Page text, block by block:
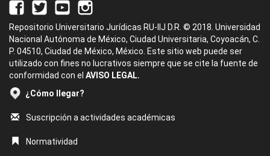
Repositorio Universitario Jurídicas RU-IIJ D.R. © 2018. Universidad
Nacional Autónoma de México, Ciudad Universitaria, Coyoacán, C.
P. 04510, Ciudad de México, México. Este sitio web puede ser
utilizado con fines no lucrativos siempre que se cite la fuente de
conformidad con el AVISO LEGAL.
¿Cómo llegar?
Suscripción a actividades académicas
Normatividad